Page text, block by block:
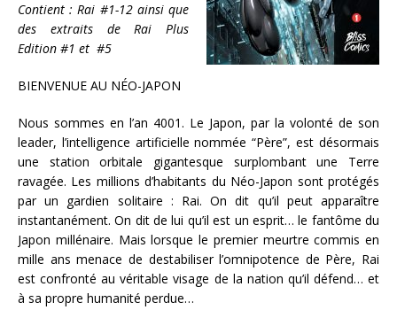
Contient : Rai #1-12 ainsi que
des extraits de Rai Plus
Edition #1 et #5
BIENVENUE AU NÉO-JAPON
Nous sommes en l’an 4001. Le Japon, par la volonté de son
leader, l’intelligence artificielle nommée “Père”, est désormais
une station orbitale gigantesque surplombant une Terre
ravagée. Les millions d’habitants du Néo-Japon sont protégés
par un gardien solitaire : Rai. On dit qu’il peut apparaître
instantanément. On dit de lui qu’il est un esprit… le fantôme du
Japon millénaire. Mais lorsque le premier meurtre commis en
mille ans menace de destabiliser l’omnipotence de Père, Rai
est confronté au véritable visage de la nation qu’il défend… et
à sa propre humanité perdue…